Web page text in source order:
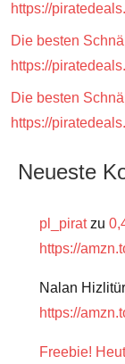
https://
Die besten
https://
Die besten
https://
Neueste
pl_piratzu
https://
Nalan
https://
Freebie!